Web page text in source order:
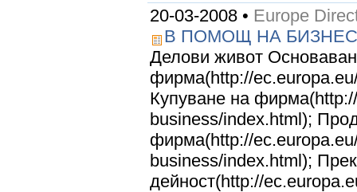
20-03-2008 • Europe
В ПОМОЩ НА
Делови живот
фирма(http://
Купуване на
business/index.html);
фирма(http://
business/index.html);
дейност(http://